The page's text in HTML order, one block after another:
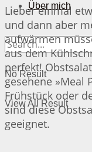
Über mich
No Result
View All Result
Lieber einmal
und dann aber
aufwärmen
aus dem
perfekt!
gesehene »Meal
Frühstück oder
sind diese
geeignet.